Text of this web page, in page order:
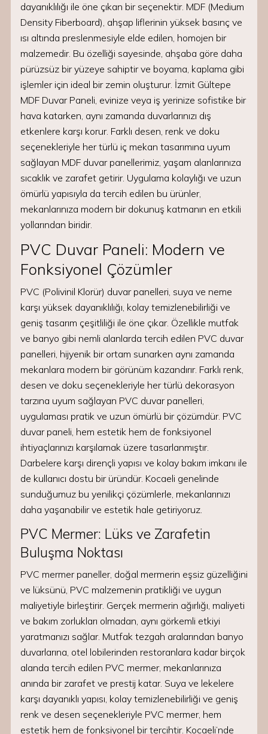
dayanıklılığı ile öne çıkan bir seçenektir. MDF (Medium
Density Fiberboard), ahşap liflerinin yüksek basınç ve
ısı altında preslenmesiyle elde edilen, homojen bir
malzemedir. Bu özelliği sayesinde, ahşaba göre daha
pürüzsüz bir yüzeye sahiptir ve boyama, kaplama gibi
işlemler için ideal bir zemin oluşturur. İzmit Gültepe
MDF Duvar Paneli, evinize veya iş yerinize sofistike bir
hava katarken, aynı zamanda duvarlarınızı dış
etkenlere karşı korur. Farklı desen, renk ve doku
seçenekleriyle her türlü iç mekan tasarımına uyum
sağlayan MDF duvar panellerimiz, yaşam alanlarınıza
sıcaklık ve zarafet getirir. Uygulama kolaylığı ve uzun
ömürlü yapısıyla da tercih edilen bu ürünler,
mekanlarınıza modern bir dokunuş katmanın en etkili
yollarından biridir.
PVC Duvar Paneli: Modern ve
Fonksiyonel Çözümler
PVC (Polivinil Klorür) duvar panelleri, suya ve neme
karşı yüksek dayanıklılığı, kolay temizlenebilirliği ve
geniş tasarım çeşitliliği ile öne çıkar. Özellikle mutfak
ve banyo gibi nemli alanlarda tercih edilen PVC duvar
panelleri, hijyenik bir ortam sunarken aynı zamanda
mekanlara modern bir görünüm kazandırır. Farklı renk,
desen ve doku seçenekleriyle her türlü dekorasyon
tarzına uyum sağlayan PVC duvar panelleri,
uygulaması pratik ve uzun ömürlü bir çözümdür. PVC
duvar paneli, hem estetik hem de fonksiyonel
ihtiyaçlarınızı karşılamak üzere tasarlanmıştır.
Darbelere karşı dirençli yapısı ve kolay bakım imkanı ile
de kullanıcı dostu bir üründür. Kocaeli genelinde
sunduğumuz bu yenilikçi çözümlerle, mekanlarınızı
daha yaşanabilir ve estetik hale getiriyoruz.
PVC Mermer: Lüks ve Zarafetin
Buluşma Noktası
PVC mermer paneller, doğal mermerin eşsiz güzelliğini
ve lüksünü, PVC malzemenin pratikliği ve uygun
maliyetiyle birleştirir. Gerçek mermerin ağırlığı, maliyeti
ve bakım zorlukları olmadan, aynı görkemli etkiyi
yaratmanızı sağlar. Mutfak tezgah aralarından banyo
duvarlarına, otel lobilerinden restoranlara kadar birçok
alanda tercih edilen PVC mermer, mekanlarınıza
anında bir zarafet ve prestij katar. Suya ve lekelere
karşı dayanıklı yapısı, kolay temizlenebilirliği ve geniş
renk ve desen seçenekleriyle PVC mermer, hem
estetik hem de fonksiyonel bir tercihtir. Kocaeli’nde